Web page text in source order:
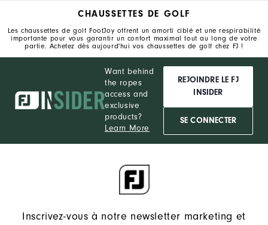
CHAUSSETTES DE GOLF
Les chaussettes de golf FootJoy offrent un amorti ciblé et une respirabilité
importante pour vous garantir un confort maximal tout au long de votre
partie. Achetez dès aujourd'hui vos chaussettes de golf chez FJ !
Want behind
the ropes
access and
exclusive
products?
Learn More
REJOINDRE LE FJ
INSIDER
SE CONNECTER
Inscrivez-vous à notre newsletter marketing et